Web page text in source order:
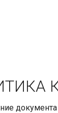
документа